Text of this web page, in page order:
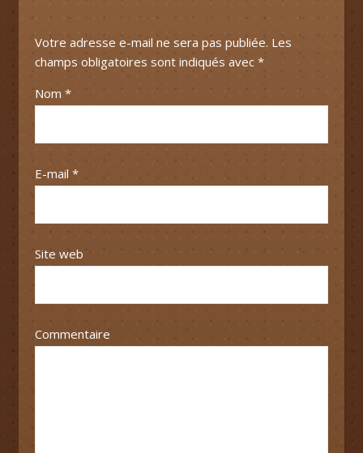
Votre adresse e-mail ne sera pas publiée. Les
champs obligatoires sont indiqués avec *
Nom *
E-mail *
Site web
Commentaire